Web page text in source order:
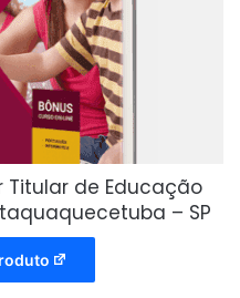
Titular de Educação
– SP